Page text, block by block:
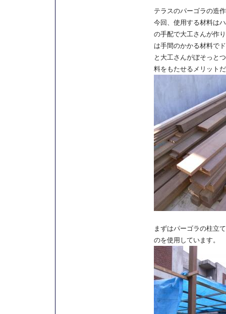
テラスのパーゴラの造
今回、使用する材料は
の手配で大工さんが作
は手間のかかる材料で
と大工さんがぼそっと
料をもたせるメリット
まずはパーゴラの柱立
のを使用しています。